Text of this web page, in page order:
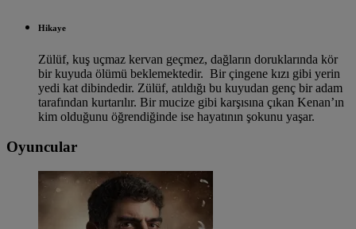
Hikaye
Zülüf, kuş uçmaz kervan geçmez, dağların doruklarında kör
bir kuyuda ölümü beklemektedir. Bir çingene kızı gibi yerin
yedi kat dibindedir. Zülüf, atıldığı bu kuyudan genç bir adam
tarafından kurtarılır. Bir mucize gibi karşısına çıkan Kenan’ın
kim olduğunu öğrendiğinde ise hayatının şokunu yaşar.
Oyuncular